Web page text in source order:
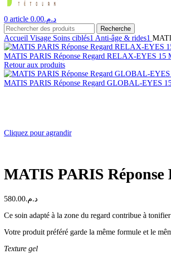
0 article د.م.0.00
Recherche
Accueil Visage Soins ciblés1 Anti-âge & rides1
MATIS PARIS Réponse Regard RELAX-EYES 15
Retour aux produits
MATIS PARIS Réponse Regard GLOBAL-EYES
Cliquez pour agrandir
MATIS PARIS
د.م.580.00
Ce soin adapté à la zone du regard contribue à
Votre produit préféré garde la même formule et le
Texture gel